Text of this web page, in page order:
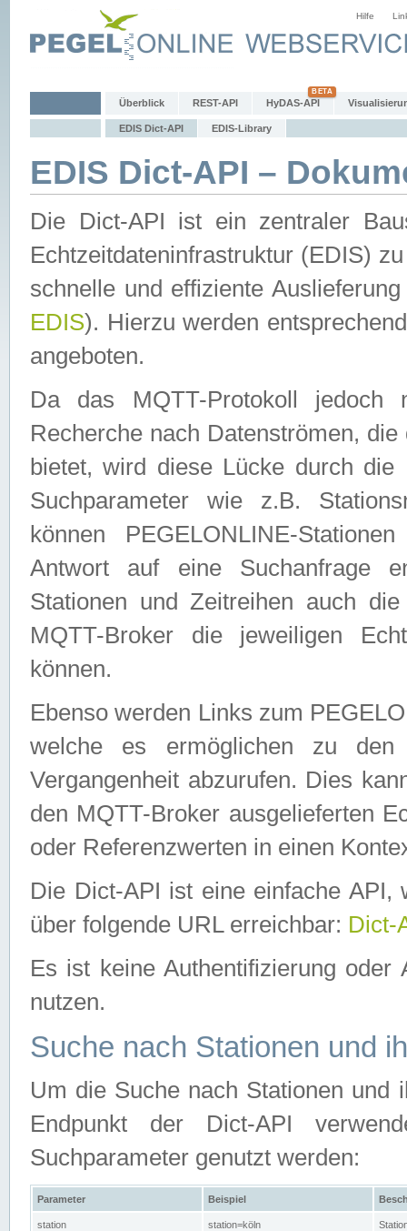
Hilfe
Überblick REST-API HyDAS-API
EDIS Dict-API EDIS-Library
EDIS Dict-API –
Die Dict-API ist ein zentraler
Echtzeitdateninfrastruktur (EDIS)
schnelle und effiziente
EDIS). Hierzu werden
angeboten.
Da das MQTT-Protokoll jedoch
Recherche nach Datenströmen,
bietet, wird diese Lücke durch die
Suchparameter wie z.B.
können PEGELONLINE-
Antwort auf eine Suchanfrage
Stationen und Zeitreihen auch
MQTT-Broker die jeweiligen
können.
Ebenso werden Links zum
welche es ermöglichen zu den
Vergangenheit abzurufen. Dies
den MQTT-Broker ausgelieferten
oder Referenzwerten in einen
Die Dict-API ist eine einfache API,
über folgende URL erreichbar: Dict-
Es ist keine Authentifizierung
nutzen.
Suche nach Stationen und
Um die Suche nach Stationen und
Endpunkt der Dict-API
Suchparameter genutzt werden:
Parameter Beispiel
station station=köln